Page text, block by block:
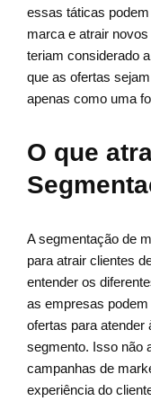
essas táticas
marca e atrair
teriam considerado
que as ofertas
apenas como uma
O que
A segmentação de
para atrair clientes
entender os
as empresas
ofertas para
segmento. Isso não
campanhas de
experiência do